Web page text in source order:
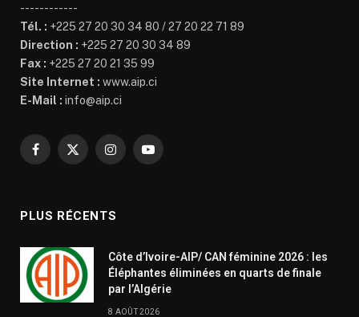
------------
Tél. : +225 27 20 30 34 80 / 27 20 22 71 89
Direction : +225 27 20 30 34 89
Fax : +225 27 20 21 35 99
Site Internet : www.aip.ci
E-Mail : info@aip.ci
Facebook
X
InstagramYouTube
PLUS RÉCENTS
Côte d’Ivoire-AIP/ CAN féminine 2026 : les
Éléphantes éliminées en quarts de finale
par l’Algérie
8 AOÛT 2026